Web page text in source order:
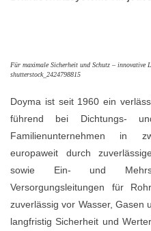
Für maximale Sicherheit und Schutz – innovative
shutterstock_2424798815
Doyma ist seit 1960 ein
führend bei Dichtungs-
Familienunternehmen in
europaweit durch
sowie Ein- und
Versorgungsleitungen für
zuverlässig vor Wasser, Gasen
langfristig Sicherheit und